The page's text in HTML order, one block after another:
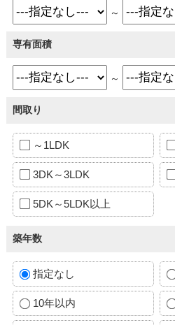
～
専有面積
～
間取り
～1LDK
3DK～3LDK
5DK～5LDK以上
築年数
指定なし
10年以内